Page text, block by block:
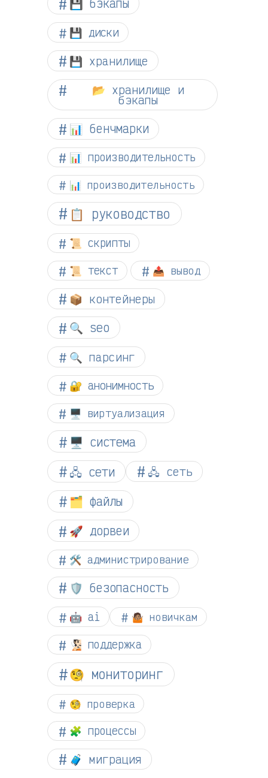
💾 бэкапы
💾 диски
💾 хранилище
📂 хранилище и
бэкапы
📊 бенчмарки
📊 производительность
📊 производительность
📋 руководство
📜 скрипты
📜 текст 📤 вывод
📦 контейнеры
🔍 seo
🔍 парсинг
🔐 анонимность
🖥️ виртуализация
🖥️ система
🖧 сети
🖧 сеть
🗂️ файлы
🚀 дорвеи
🛠️ администрирование
🛡️ безопасность
🤖 ai 🤷🏽 новичкам
🧏🏻 поддержка
🧐 мониторинг
🧐 проверка
🧩 процессы
🧳 миграция